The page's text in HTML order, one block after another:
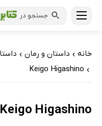
جستجو در
خانه › داستان و رمان ›
›
Keigo Higashino